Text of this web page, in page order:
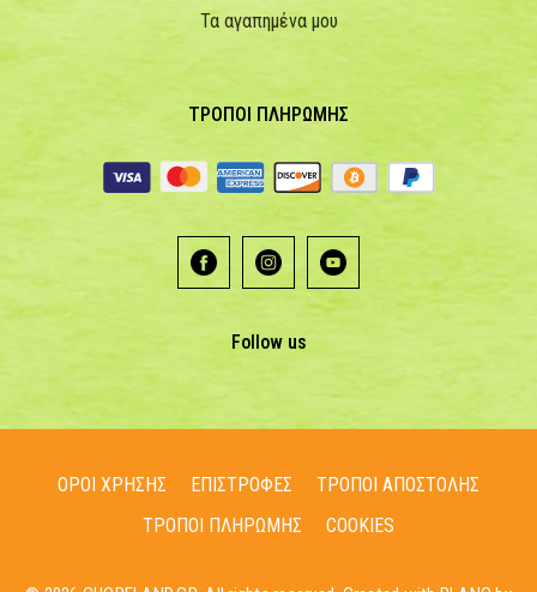
Τα αγαπημένα μου
ΤΡΟΠΟΙ ΠΛΗΡΩΜΗΣ
Follow us
ΟΡΟΙ ΧΡΗΣΗΣ ΕΠΙΣΤΡΟΦΕΣ
ΤΡΟΠΟΙ ΑΠΟΣΤΟΛΗΣ
ΤΡΟΠΟΙ ΠΛΗΡΩΜΗΣ
COOKIES